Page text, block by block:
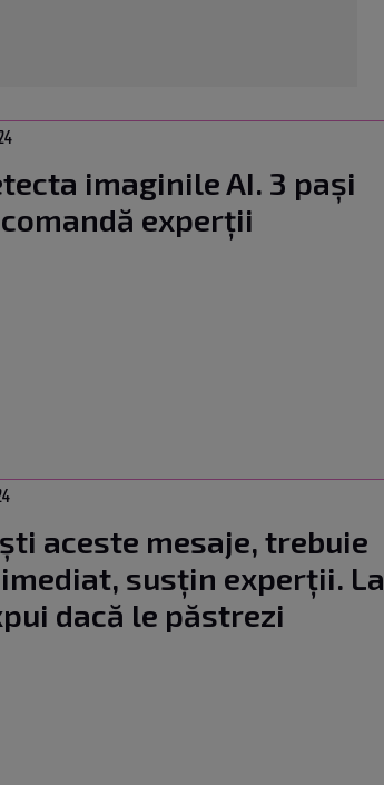
imaginile AI. 3 pași
experții
aceste mesaje, trebuie
susțin experții. La
dacă le păstrezi